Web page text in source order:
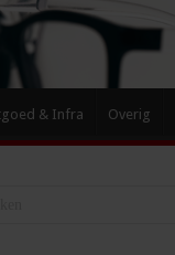
& Infra Overig